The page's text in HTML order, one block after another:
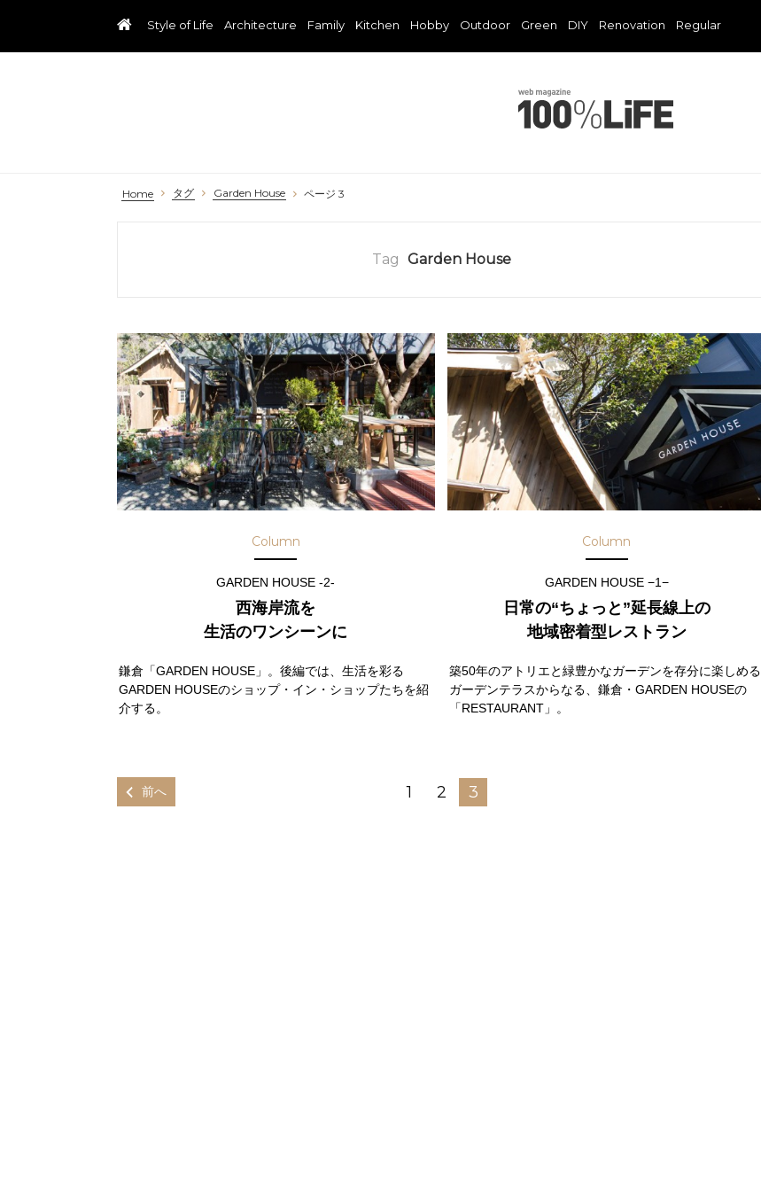
Style of Life Architecture Family Kitchen Hobby Outdoor Green DIY Renovation Regular
Home タグ Garden House ページ 3
Tag Garden House
Column
GARDEN HOUSE -2-
西海岸流を
生活のワンシーンに
鎌倉「GARDEN HOUSE」。後編では、生活を彩る
GARDEN HOUSEのショップ・イン・ショップたちを紹
介する。
Column
GARDEN HOUSE −1−
日常の“ちょっと”延長線上の
地域密着型レストラン
築50年のアトリエと緑豊かなガーデンを存分に楽しめる
ガーデンテラスからなる、鎌倉・GARDEN HOUSEの
「RESTAURANT」。
前へ 1 2 3